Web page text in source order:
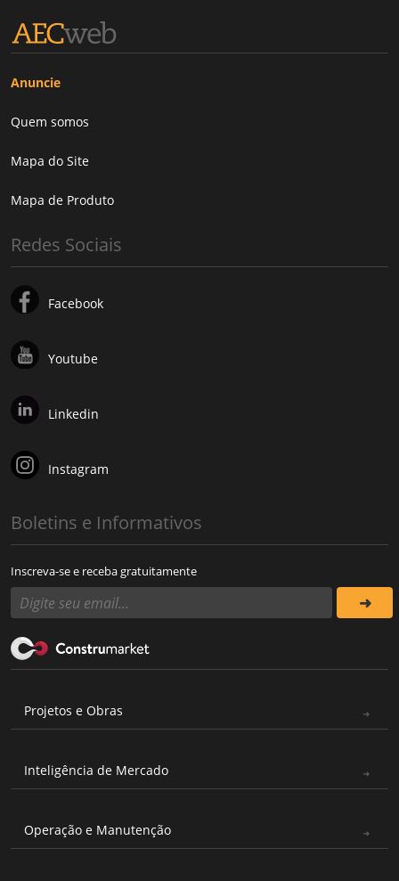
Anuncie
Quem somos
Mapa do Site
Mapa de Produto
Redes Sociais
Facebook
Youtube
Linkedin
Instagram
Boletins e Informativos
Inscreva-se e receba gratuitamente
Projetos e Obras
Inteligência de Mercado
Operação e Manutenção